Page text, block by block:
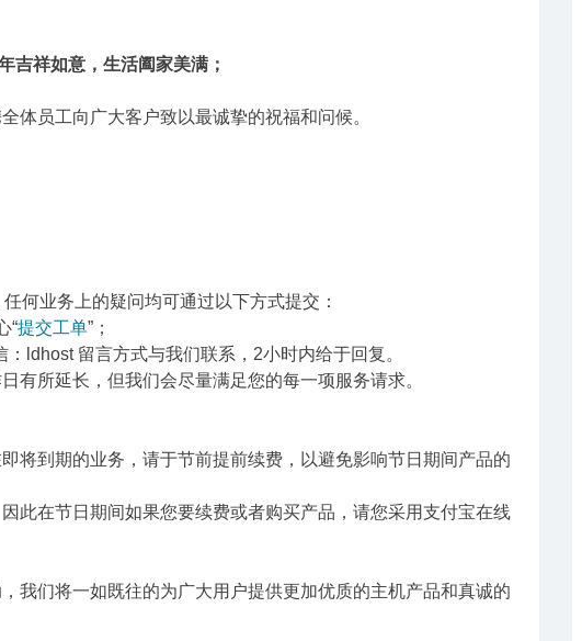
吉祥如意，生活阖家美满；
体员工向广大客户致以最诚挚的祝福和问候。
何业务上的疑问均可通过以下方式提交：
“提交工单”；
ldhost 留言方式与我们联系，2小时内给于回复。
有所延长，但我们会尽量满足您的每一项服务请求。
将到期的业务，请于节前提前续费，以避免影响节日期间产品的
此在节日期间如果您要续费或者购买产品，请您采用支付宝在线
我们将一如既往的为广大用户提供更加优质的主机产品和真诚的